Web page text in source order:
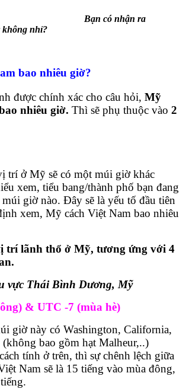
có nhận ra
không nhỉ?
bao nhiêu giờ?
được chính xác cho câu hỏi, Mỹ
nhiêu giờ. Thì sẽ phụ thuộc vào 2
trí ở Mỹ sẽ có một múi giờ khác
xem, tiểu bang/thành phố bạn đang
múi giờ nào. Đây sẽ là yếu tố đầu tiên
xem, Mỹ cách Việt Nam bao nhiêu
trí lãnh thổ ở Mỹ, tương ứng với 4
vực Thái Bình Dương, Mỹ
& UTC -7 (mùa hè)
giờ này có Washington, California,
(không bao gồm hạt Malheur,..)
tính ở trên, thì sự chênh lệch giữa
Nam sẽ là 15 tiếng vào mùa đông,